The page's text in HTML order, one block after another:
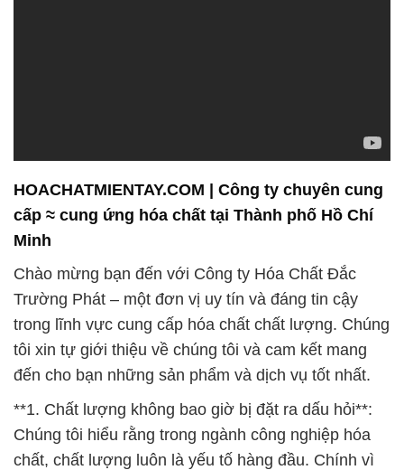
HOACHATMIENTAY.COM | Công ty chuyên cung
cấp ≈ cung ứng hóa chất tại Thành phố Hồ Chí
Minh
Chào mừng bạn đến với Công ty Hóa Chất Đắc
Trường Phát – một đơn vị uy tín và đáng tin cậy
trong lĩnh vực cung cấp hóa chất chất lượng. Chúng
tôi xin tự giới thiệu về chúng tôi và cam kết mang
đến cho bạn những sản phẩm và dịch vụ tốt nhất.
**1. Chất lượng không bao giờ bị đặt ra dấu hỏi**:
Chúng tôi hiểu rằng trong ngành công nghiệp hóa
chất, chất lượng luôn là yếu tố hàng đầu. Chính vì